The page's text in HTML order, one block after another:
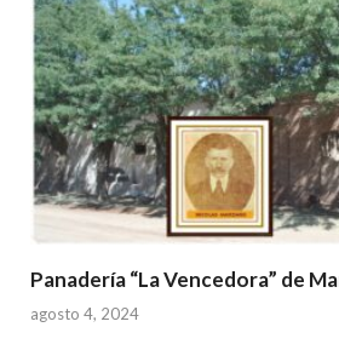
Panadería “La Vencedora” de
agosto 4, 2024